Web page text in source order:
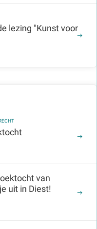
lezing "Kunst voor
van
uit in Diest!